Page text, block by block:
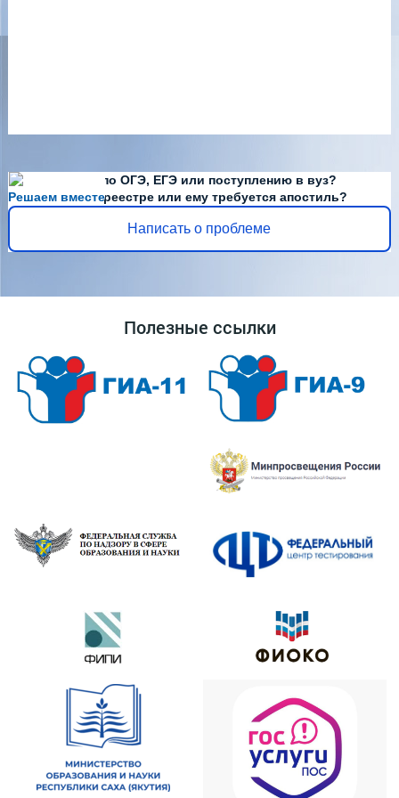
Решаем вместе
Есть вопросы по ОГЭ, ЕГЭ или поступлению в вуз?
Диплома нет в реестре или ему требуется апостиль?
Написать о проблеме
Полезные ссылки